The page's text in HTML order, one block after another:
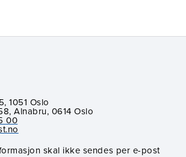
1051 Oslo
Alnabru, 0614 Oslo
00
skal ikke sendes per e-post